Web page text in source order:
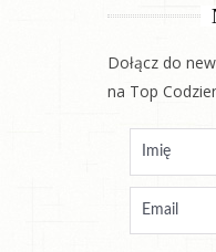
Dołącz do
na Top